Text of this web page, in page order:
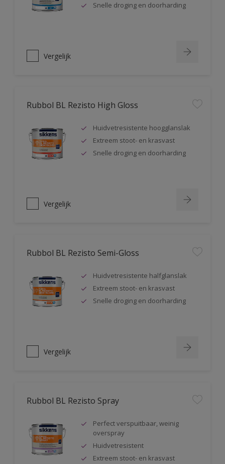
Snelle droging en doorharding
Vergelijk
Rubbol BL Rezisto High Gloss
Huidvetresistente hoogglanslak
Extreem stoot- en krasvast
Snelle droging en doorharding
Vergelijk
Rubbol BL Rezisto Semi-Gloss
Huidvetresistente halfglanslak
Extreem stoot- en krasvast
Snelle droging en doorharding
Vergelijk
Rubbol BL Rezisto Spray
Perfect verspuitbaar, weinig
overspray
Huidvetresistent
Extreem stoot- en krasvast